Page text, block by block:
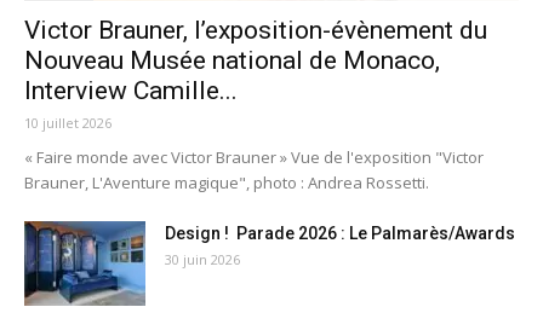
Victor Brauner, l’exposition-évènement du
Nouveau Musée national de Monaco,
Interview Camille...
10 juillet 2026
« Faire monde avec Victor Brauner » Vue de l'exposition "Victor
Brauner, L'Aventure magique", photo : Andrea Rossetti.
Design ! Parade 2026 : Le Palmarès/Awards
30 juin 2026